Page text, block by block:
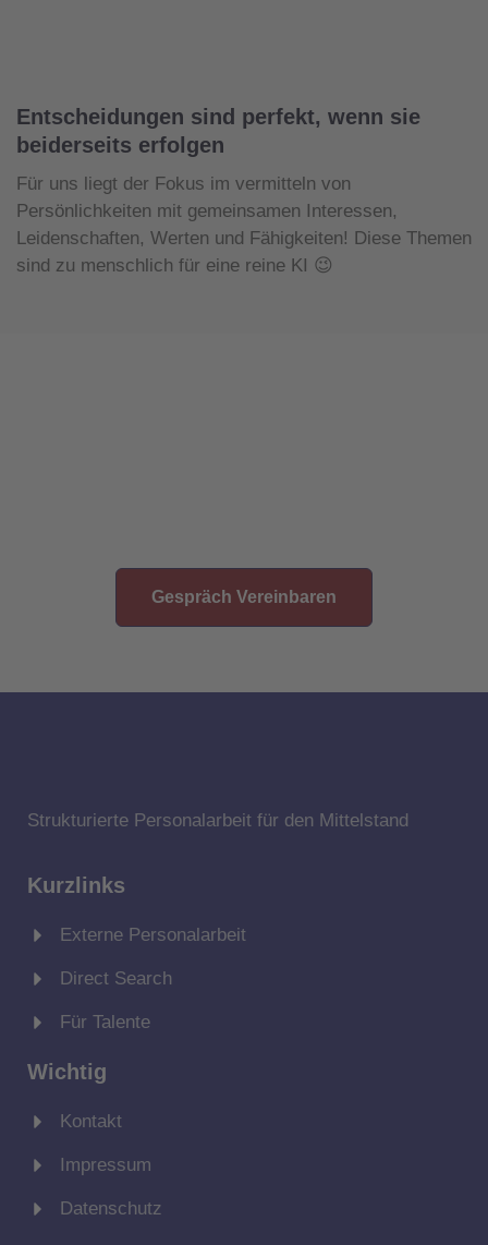
Entscheidungen sind perfekt, wenn sie
beiderseits erfolgen
Für uns liegt der Fokus im vermitteln von
Persönlichkeiten mit gemeinsamen Interessen,
Leidenschaften, Werten und Fähigkeiten! Diese Themen
sind zu menschlich für eine reine KI 😉
Gespräch Vereinbaren
Strukturierte Personalarbeit für den Mittelstand
Kurzlinks
Externe Personalarbeit
Direct Search
Für Talente
Wichtig
Kontakt
Impressum
Datenschutz